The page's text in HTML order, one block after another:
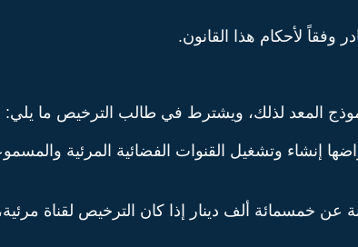
لأحكام هذا القانون.
المعد لذلك، ويشترط في طالب الترخيص ما يلي:
وتشغيل القنوات الفضائية المرئية
خمسمائة ألف دينار إذا كان الترخيص لقناة